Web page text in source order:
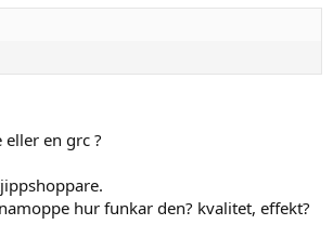
en grc ?
hur funkar den? kvalitet, effekt?